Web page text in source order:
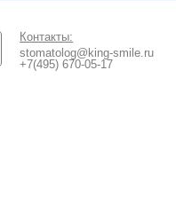
Контакты:
stomatolog@king-smile.ru
+7(495) 670-05-17